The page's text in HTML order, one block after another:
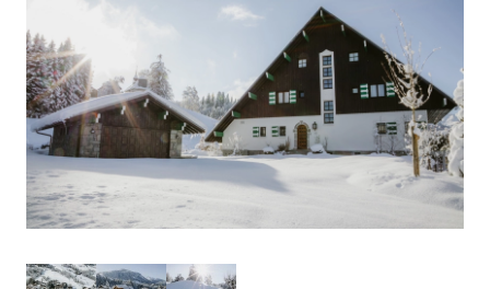
КОРСИКА
ЛАЗУРНЫЙ БЕРЕГ 35
НОРМАНДИЯ 6
О-ДЕ-ФРАНС 3
ОВЕРНЬ-РОНА-АЛЬПЫ